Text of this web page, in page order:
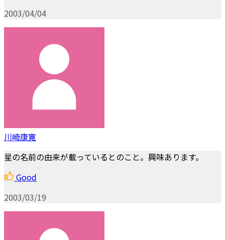
2003/04/04
川崎康寛
星の名前の由来が載っているとのこと。興味あります。
Good
2003/03/19